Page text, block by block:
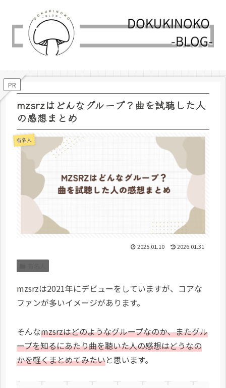
PR
mzsrzはどんなグループ？曲を試聴した人
の感想まとめ
有名人
2025.01.10 2026.01.31
mzsrzは2021年にデビューをしていますが、コアな
ファンが多いイメージがあります。
そんなmzsrzはどのようなグループなのか、またグル
ープを知るにあたり曲を聴いた人の感想はどうなの
かを軽くまとめてみたいと思います。